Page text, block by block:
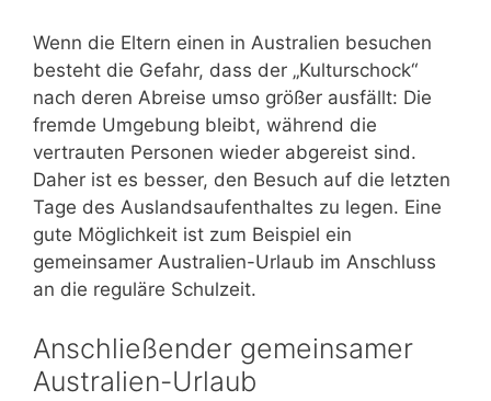
Wenn die Eltern einen in Australien besuchen
besteht die Gefahr, dass der „Kulturschock“
nach deren Abreise umso größer ausfällt: Die
fremde Umgebung bleibt, während die
vertrauten Personen wieder abgereist sind.
Daher ist es besser, den Besuch auf die letzten
Tage des Auslandsaufenthaltes zu legen. Eine
gute Möglichkeit ist zum Beispiel ein
gemeinsamer Australien-Urlaub im Anschluss
an die reguläre Schulzeit.
Anschließender gemeinsamer
Australien-Urlaub